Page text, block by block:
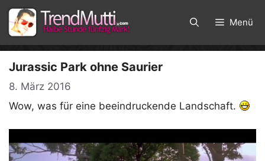
Zum
Inhalt
springen
Menü
Jurassic Park ohne Saurier
8. März 2016
Wow, was für eine beeindruckende Landschaft.